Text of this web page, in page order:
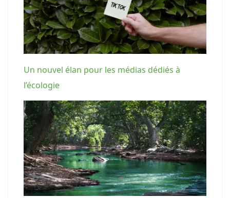
Un nouvel élan pour les médias dédiés à
l’écologie